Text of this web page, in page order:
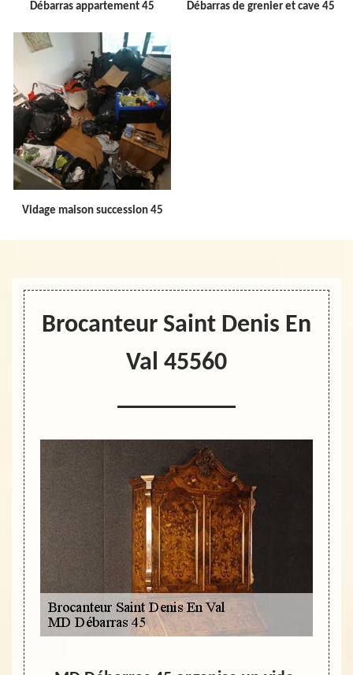
Débarras appartement 45 Débarras de grenier et cave 45
Vidage maison succession 45
Brocanteur Saint Denis En
Val 45560